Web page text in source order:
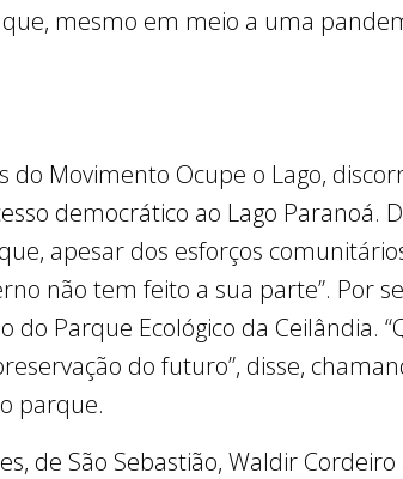
mesmo em meio a uma
Movimento Ocupe o Lago,
democrático ao Lago Paranoá.
apesar dos esforços
não tem feito a sua parte”. Por
Parque Ecológico da Ceilândia.
do futuro”, disse,
parque.
de São Sebastião, Waldir